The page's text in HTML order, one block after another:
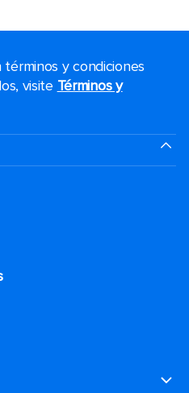
y condiciones
visite Términos y